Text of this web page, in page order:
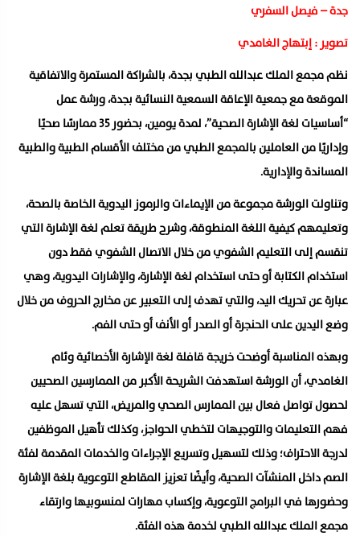
جدة – فيصل السفري
تصوير : إبتهاج الغامدي
نظم مجمع الملك عبدالله الطبي بجدة، بالشراكة المستمرة والاتفاقية
الموقعة مع جمعية الإعاقة السمعية النسائية بجدة، ورشة عمل
“أساسيات لغة الإشارة الصحية”، لمدة يومين، بحضور 35 ممارسًا صحيًا
وإداريًا من العاملين بالمجمع الطبي من مختلف الأقسام الطبية والطبية
المساندة والإدارية.
وتناولت الورشة مجموعة من الإيماءات والرموز اليدوية الخاصة بالصحة،
وتعليمهم كيفية اللغة المنطوقة، وشرح طريقة تعلم لغة الإشارة التي
تنقسم إلى التعليم الشفوي من خلال الاتصال الشفوي فقط دون
استخدام الكتابة أو حتى استخدام لغة الإشارة، والإشارات اليدوية، وهي
عبارة عن تحريك اليد، والتي تهدف إلى التعبير عن مخارج الحروف من خلال
وضع اليدين على الحنجرة أو الصدر أو الأنف أو حتى الفم.
وبهذه المناسبة أوضحت خريجة قافلة لغة الإشارة الأخصائية وئام
الغامدي، أن الورشة استهدفت الشريحة الأكبر من الممارسين الصحيين
لحصول تواصل فعال بين الممارس الصحي والمريض، التي تسهل عليه
فهم التعليمات والتوجيهات لتخطي الحواجز، وكذلك تأهيل الموظفين
لدرجة الاحتراف؛ وذلك لتسهيل وتسريع الإجراءات والخدمات المقدمة لفئة
الصم داخل المنشآت الصحية، وأيضًا تعزيز المقاطع التوعوية بلغة الإشارة
وحضورها في البرامج التوعوية، وإكساب مهارات لمنسوبيها وارتقاء
مجمع الملك عبدالله الطبي لخدمة هذه الفئة.